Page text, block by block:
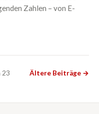
Zahlen – von E-
23 Ältere Beiträge →